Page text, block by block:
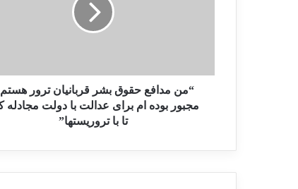
“من مدافع حقوق بشر قربانیان ترور
مجبور بوده ام برای عدالت با دولت مجادله
تا با تروریستها”